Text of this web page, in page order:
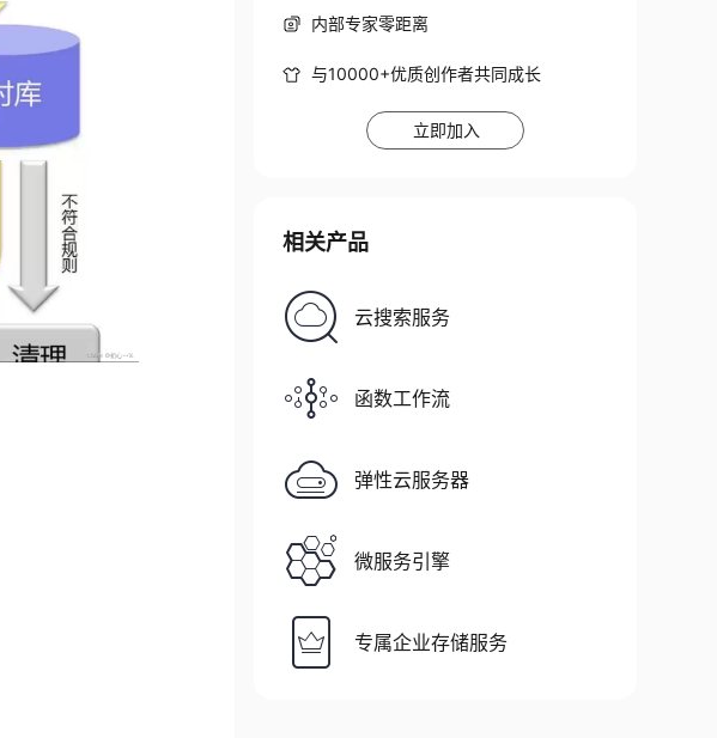
内部专家零距离
与10000+优质创作者共同成长
立即加入
相关产品
云搜索服务
函数工作流
弹性云服务器
微服务引擎
专属企业存储服务